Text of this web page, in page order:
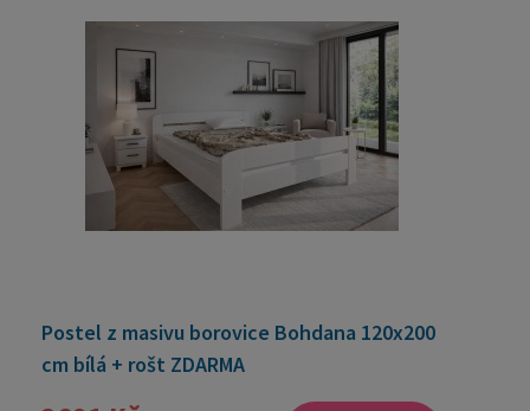
Postel z masivu borovice Bohdana 120x200
cm bílá + rošt ZDARMA